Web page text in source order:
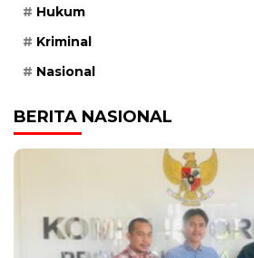
Hukum
Kriminal
Nasional
BERITA NASIONAL